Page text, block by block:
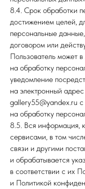
8.4. Срок обработки
достижением целей,
персональные
договором или
Пользователь может
на обработку
уведомление
на электронный
gallery55@yandex.ru
на обработку
8.5. Вся информация,
сервисами, в том
связи и другими
и обрабатывается
в соответствии с их
и Политикой